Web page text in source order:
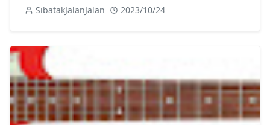
SibatakJalanJalan 2023/10/24